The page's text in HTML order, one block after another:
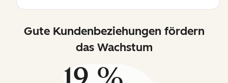
Gute Kundenbeziehungen fördern
das Wachstum